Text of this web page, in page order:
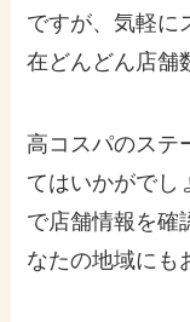
ですが、気軽に
在どんどん店舗
高コスパのステ
てはいかがでし
で店舗情報を確
なたの地域にも